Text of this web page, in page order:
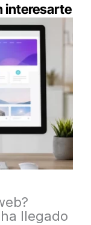
interesarte
llegado